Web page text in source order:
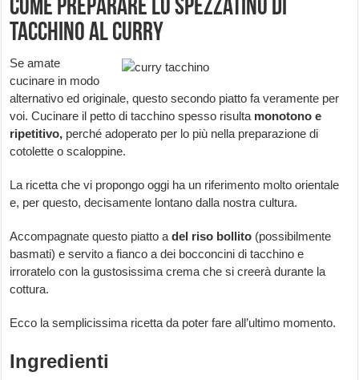
Come preparare lo spezzatino di
tacchino al curry
Se amate
cucinare in modo
alternativo ed originale, questo secondo piatto fa veramente per
voi. Cucinare il petto di tacchino spesso risulta monotono e
ripetitivo, perché adoperato per lo più nella preparazione di
cotolette o scaloppine.
La ricetta che vi propongo oggi ha un riferimento molto orientale
e, per questo, decisamente lontano dalla nostra cultura.
Accompagnate questo piatto adel riso bollito (possibilmente
basmati) e servito a fianco a dei bocconcini di tacchino e
irroratelo con la gustosissima crema che si creerà durante la
cottura.
Ecco la semplicissima ricetta da poter fare all’ultimo momento.
Ingredienti